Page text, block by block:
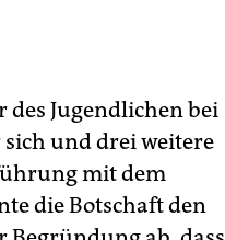
Jugendlichen bei
und drei weitere
mit dem
die Botschaft den